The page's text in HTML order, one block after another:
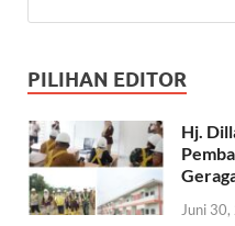
PILIHAN EDITOR
Hj.
Juni